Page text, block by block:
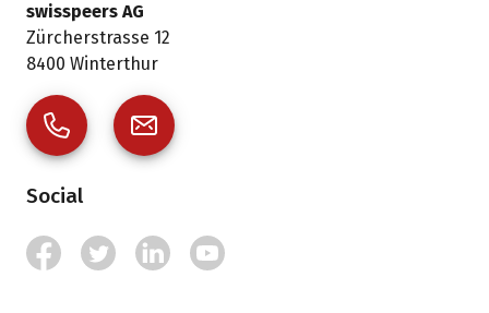
swisspeers AG
Zürcherstrasse 12
8400 Winterthur
Social